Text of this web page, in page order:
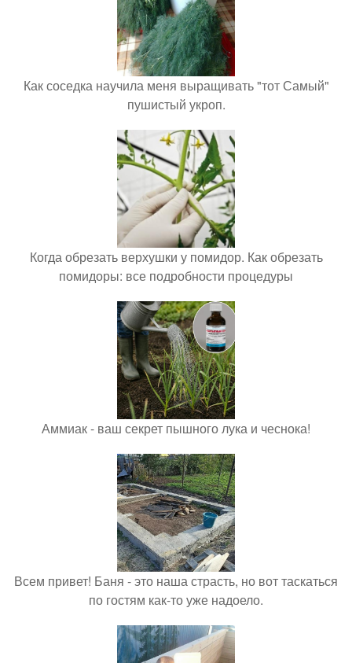
Как соседка научила меня выращивать "тот Самый"
пушистый укроп.
Когда обрезать верхушки у помидор. Как обрезать
помидоры: все подробности процедуры
Аммиак - ваш секрет пышного лука и чеснока!
Всем привет! Баня - это наша страсть, но вот таскаться
по гостям как-то уже надоело.